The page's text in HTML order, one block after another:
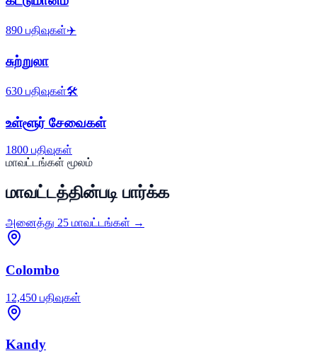
890 பதிவுகள்✈️
சுற்றுலா
630 பதிவுகள்🛠️
உள்ளூர் சேவைகள்
1800 பதிவுகள்
மாவட்டங்கள் மூலம்
மாவட்டத்தின்படி பார்க்க
அனைத்து 25 மாவட்டங்கள் →
Colombo
12,450 பதிவுகள்
Kandy